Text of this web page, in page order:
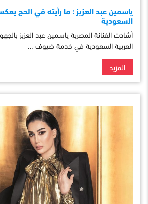
ياسمين عبد العزيز : ما رأيته في الحج
السعودية
أشادت الفنانة المصرية ياسمين عبد العزيز
العربية السعودية في خدمة ضيوف …
المزيد